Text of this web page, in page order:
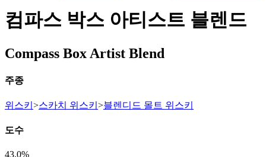
컴파스 박스 아티스트 블렌드
Compass Box Artist Blend
주종
위스키 >스카치 위스키 >블렌디드 몰트 위스키
도수
43.0%